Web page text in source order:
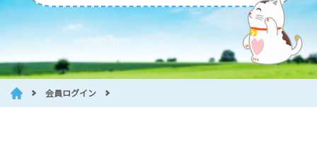
会員ログイン